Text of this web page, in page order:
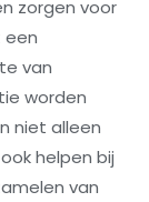
zorgen voor
een
van
worden
niet alleen
helpen bij
van